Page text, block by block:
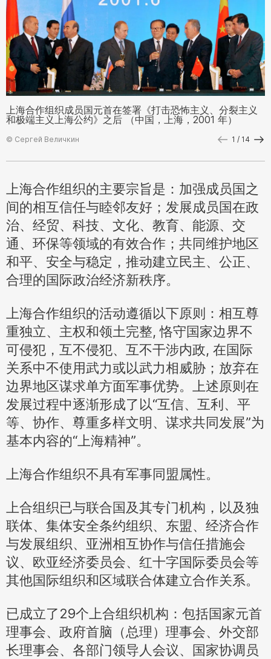
上海合作组织成员国元首在签署《打击恐怖主义、分裂主义
和极端主义上海公约》之后 （中国，上海，2001 年）
© Сергей Величкин 1 / 14
上海合作组织的主要宗旨是：加强成员国之
间的相互信任与睦邻友好；发展成员国在政
治、经贸、科技、文化、教育、能源、交
通、环保等领域的有效合作；共同维护地区
和平、安全与稳定，推动建立民主、公正、
合理的国际政治经济新秩序。
上海合作组织的活动遵循以下原则：相互尊
重独立、主权和领土完整, 恪守国家边界不
可侵犯，互不侵犯、互不干涉内政, 在国际
关系中不使用武力或以武力相威胁；放弃在
边界地区谋求单方面军事优势。上述原则在
发展过程中逐渐形成了以“互信、互利、平
等、协作、尊重多样文明、谋求共同发展”为
基本内容的“上海精神”。
上海合作组织不具有军事同盟属性。
上合组织已与联合国及其专门机构，以及独
联体、集体安全条约组织、东盟、经济合作
与发展组织、亚洲相互协作与信任措施会
议、欧亚经济委员会、红十字国际委员会等
其他国际组织和区域联合体建立合作关系。
已成立了29个上合组织机构：包括国家元首
理事会、政府首脑（总理）理事会、外交部
长理事会、各部门领导人会议、国家协调员